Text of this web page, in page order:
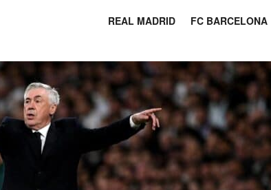
REAL MADRID FC BARCELONA